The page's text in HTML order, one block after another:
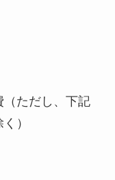
（ただし、下記
）